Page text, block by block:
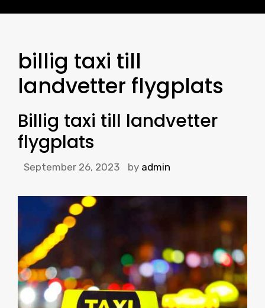
billig taxi till
landvetter flygplats
Billig taxi till landvetter
flygplats
September 26, 2023 by admin